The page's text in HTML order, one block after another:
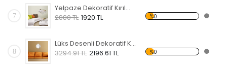
7
Yelpaze Dekoratif Kırılmaz Ayna
2880 TL 1920 TL %0
8
Lüks Desenli Dekoratif Kırılmaz Ayna
3294.91 TL 2196.61 TL %0